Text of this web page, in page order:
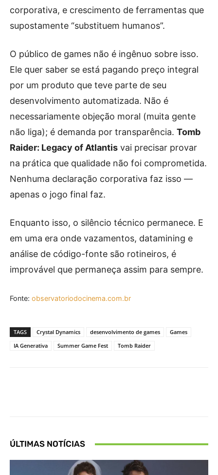
corporativa, e crescimento de ferramentas que
supostamente “substituem humanos”.
O público de games não é ingênuo sobre isso.
Ele quer saber se está pagando preço integral
por um produto que teve parte de seu
desenvolvimento automatizada. Não é
necessariamente objeção moral (muita gente
não liga); é demanda por transparência. Tomb
Raider: Legacy of Atlantis vai precisar provar
na prática que qualidade não foi comprometida.
Nenhuma declaração corporativa faz isso —
apenas o jogo final faz.
Enquanto isso, o silêncio técnico permanece. E
em uma era onde vazamentos, datamining e
análise de código-fonte são rotineiros, é
improvável que permaneça assim para sempre.
Fonte: observatoriodocinema.com.br
TAGS Crystal Dynamics desenvolvimento de games
Games
IA Generativa
Summer Game Fest Tomb Raider
ÚLTIMAS NOTÍCIAS